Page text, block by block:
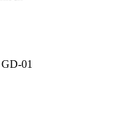
GD-01